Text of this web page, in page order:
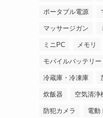
ポータブル電源
マッサージガン
ミニPC メモリ
モバイルバッテリー
冷蔵庫・冷凍庫
炊飯器 空気清浄
防犯カメラ 電動